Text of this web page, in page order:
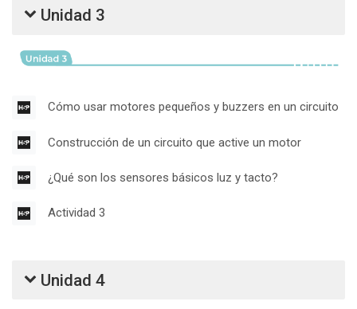
Unidad 3
Cómo usar motores pequeños y buzzers en un circuito
Construcción de un circuito que active un motor
¿Qué son los sensores básicos luz y tacto?
Actividad 3
Unidad 4